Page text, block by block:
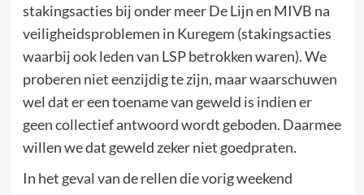
stakingsacties bij onder meer De Lijn en MIVB na
veiligheidsproblemen in Kuregem (stakingsacties
waarbij ook leden van LSP betrokken waren). We
proberen niet eenzijdig te zijn, maar waarschuwen
wel dat er een toename van geweld is indien er
geen collectief antwoord wordt geboden. Daarmee
willen we dat geweld zeker niet goedpraten.
In het geval van de rellen die vorig weekend